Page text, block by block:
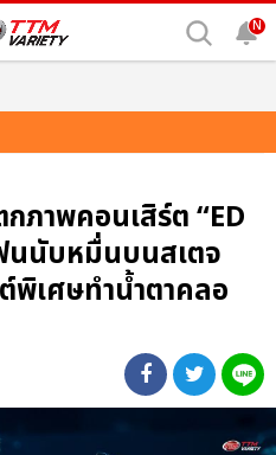
N
ภาพคอนเสิร์ต “ED
นนับหมื่นบนสเตจ
พิเศษทำน้ำตาคลอ